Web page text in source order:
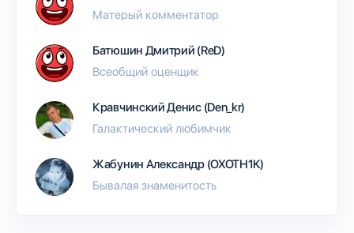
Матерый комментатор
Батюшин Дмитрий (ReD)
Всеобщий оценщик
Кравчинский Денис (Den_kr)
Галактический любимчик
Жабунин Александр (OXOTH1K)
Бывалая знаменитость